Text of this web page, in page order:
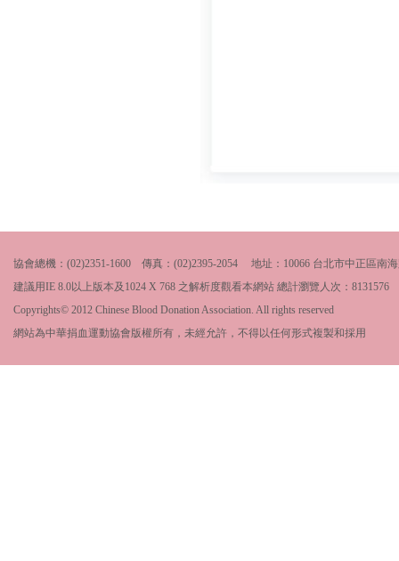
協會總機：(02)2351-1600 傳真：(02)2395-2054 地址：10066 台北市中正區南
建議用IE 8.0以上版本及1024 X 768 之解析度觀看本網站 總計瀏覽人次： 8131576
Copyrights© 2012 Chinese Blood Donation Association. All rights reserved
網站為中華捐血運動協會版權所有，未經允許，不得以任何形式複製和採用